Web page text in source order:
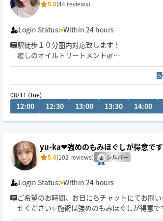
📌円山エリア発多めです🚴
施術中は返答が遅くなりますが、終了次第お返
します🌱
➡️HOGUGU外施術中の場合も有。
5.0(44 reviews)
Login Status: Within 24 hours
駅徒歩１０分圏内対応致します！
癒しのオイルトリートメント🌿
お客様一人一人に寄り添い、お身体のお疲れ
居心地のいい空間づくりと、気持ちの良い愛の
🏻で癒しのお手伝いさせていただきます。
日々のストレスから解放されましょう✨
す🙇
08/11 (Tue)
12:00 12:30 13:00 13:30 14:00
yu-ka❤︎強めのもみほぐしが得意で
5.0(102 reviews) シルバー
Login Status: Within 24 hours
ご希望のお時間、お日にちチャットにてお問い
せください✨施術は強めのもみほぐしが得意で
日々の疲れを癒せる様、心を込めて施術致し